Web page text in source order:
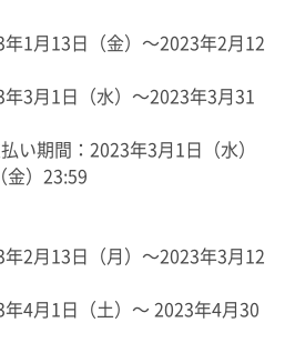
1月13日（金）～2023年2月12
3月1日（水）～2023年3月31
い期間：2023年3月1日（水）
金）23:59
2月13日（月）～2023年3月12
4月1日（土）～ 2023年4月30